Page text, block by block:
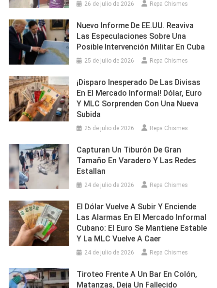
26 de julio de 2026 Repa Chismes
Nuevo Informe De EE.UU. Reaviva
Las Especulaciones Sobre Una
Posible Intervención Militar En Cuba
25 de julio de 2026 Repa Chismes
¡Disparo Inesperado De Las Divisas
En El Mercado Informal! Dólar, Euro
Y MLC Sorprenden Con Una Nueva
Subida
25 de julio de 2026 Repa Chismes
Capturan Un Tiburón De Gran
Tamaño En Varadero Y Las Redes
Estallan
24 de julio de 2026 Repa Chismes
El Dólar Vuelve A Subir Y Enciende
Las Alarmas En El Mercado Informal
Cubano: El Euro Se Mantiene Estable
Y La MLC Vuelve A Caer
24 de julio de 2026 Repa Chismes
Tiroteo Frente A Un Bar En Colón,
Matanzas, Deja Un Fallecido